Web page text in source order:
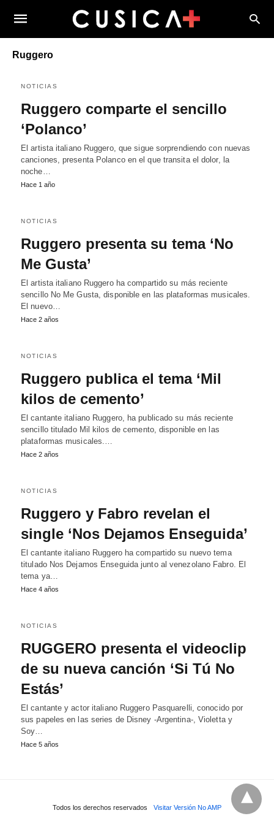
Ruggero
NOTICIAS
Ruggero comparte el sencillo
‘Polanco’
El artista italiano Ruggero, que sigue sorprendiendo con nuevas
canciones, presenta Polanco en el que transita el dolor, la
noche…
Hace 1 año
NOTICIAS
Ruggero presenta su tema ‘No
Me Gusta’
El artista italiano Ruggero ha compartido su más reciente
sencillo No Me Gusta, disponible en las plataformas musicales.
El nuevo…
Hace 2 años
NOTICIAS
Ruggero publica el tema ‘Mil
kilos de cemento’
El cantante italiano Ruggero, ha publicado su más reciente
sencillo titulado Mil kilos de cemento, disponible en las
plataformas musicales.…
Hace 2 años
NOTICIAS
Ruggero y Fabro revelan el
single ‘Nos Dejamos Enseguida’
El cantante italiano Ruggero ha compartido su nuevo tema
titulado Nos Dejamos Enseguida junto al venezolano Fabro. El
tema ya…
Hace 4 años
NOTICIAS
RUGGERO presenta el videoclip
de su nueva canción ‘Si Tú No
Estás’
El cantante y actor italiano Ruggero Pasquarelli, conocido por
sus papeles en las series de Disney -Argentina-, Violetta y
Soy…
Hace 5 años
Todos los derechos reservados Visitar Versión No AMP